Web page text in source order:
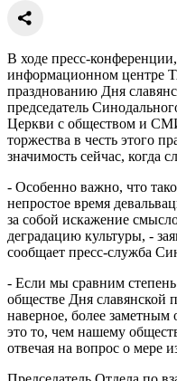
В ходе пресс-
информационном центре
празднованию Дня
председатель
Церкви с обществом и
торжества в честь этого
значимость сейчас, когда
- Особенно важно, что
непростое время
за собой искажение
деградацию культуры, -
сообщает пресс-служба
- Если мы сравним
обществе Дня славянской
наверное, более
это то, чем нашему
отвечая на вопрос о мере